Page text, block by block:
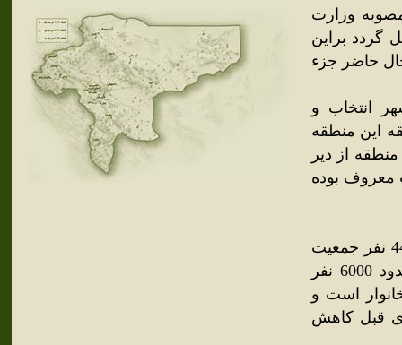
نام کنونی در تقسیمات جدید شهری در سال 1381 مصوبه وزارت
گردد براین
حاضر جزء
انتخاب و
این منطقه
از دیر
معروف بوده
با توجه به سرشماری جمعیت تا اسفندماه سال 1378 شهر حدود 4417 نفر جمعیت
داشته که بر اساس سرشماری جدید در سال 1385 این رقم به حدود 6000 نفر
. بر اساس این آمار جمعیت شهر مشتمل بر 1004 خانوار است و
به سالهای قبل کاهش